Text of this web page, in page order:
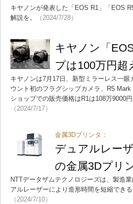
キヤノンが発表した「EOS R1」「EOS
解説を。
（2024/7/28）
キヤノン「
プは100万円
キヤノンは7月17日、新型ミラーレス一
ウント初のフラグシップカメラ、R5
ショップでの販売価格はR1は108万9000
（2024/7/17）
金属3Dプリンタ：
デュアルレー
の金属3Dプリ
NTTデータザムテクノロジーズは、製造
アルレーザーにより造形時間を短縮でき
（2024/7/10）